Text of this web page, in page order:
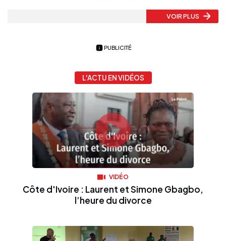
VOIR PLUS
PUBLICITÉ
L'ACTU EN VIDÉOS
VIDÉO
Côte d'Ivoire : Laurent et Simone Gbagbo,
l’heure du divorce